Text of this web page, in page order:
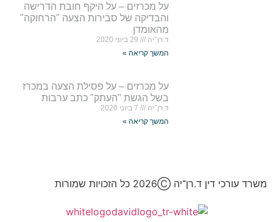
על מכרזים – על היקף חובת הדרישה
והבדיקה של סבירות הצעה "הרחוקה"
מהאומדן
ד.רן־יה
29 ביוני 2020
המשך קריאה »
על מכרזים – על פסילת הצעה במכרז
בשל הגשת "העתק" כתב ערבות
ד.רן־יה
7 ביוני 2020
המשך קריאה »
משרד עורכי דין ד.רן־יה 2026Ⓒ כל הזכויות שמורות